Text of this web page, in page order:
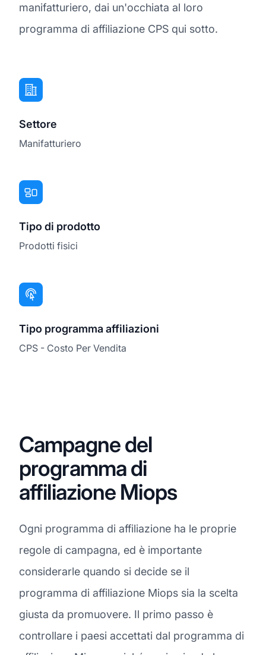
manifatturiero, dai un'occhiata al loro
programma di affiliazione CPS qui sotto.
Settore
Manifatturiero
Tipo di prodotto
Prodotti fisici
Tipo programma affiliazioni
CPS - Costo Per Vendita
Campagne del
programma di
affiliazione Miops
Ogni programma di affiliazione ha le proprie
regole di campagna, ed è importante
considerarle quando si decide se il
programma di affiliazione Miops sia la scelta
giusta da promuovere. Il primo passo è
controllare i paesi accettati dal programma di